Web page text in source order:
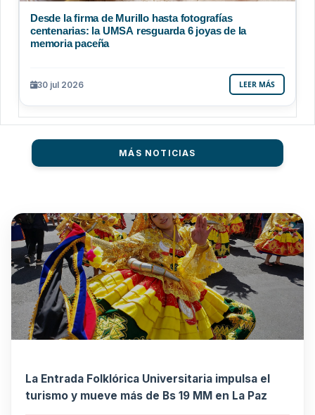
Desde la firma de Murillo hasta fotografías
centenarias: la UMSA resguarda 6 joyas de la
memoria paceña
30 jul 2026 LEER MÁS
MÁS NOTICIAS
La Entrada Folklórica Universitaria impulsa el
turismo y mueve más de Bs 19 MM en La Paz